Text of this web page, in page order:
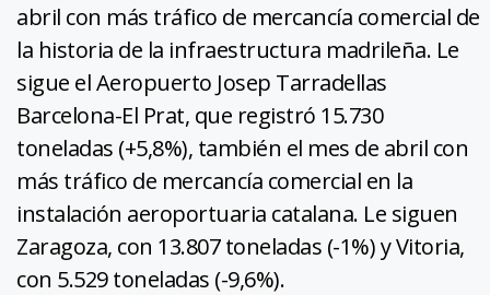
abril con más tráfico de mercancía comercial de
la historia de la infraestructura madrileña. Le
sigue el Aeropuerto Josep Tarradellas
Barcelona-El Prat, que registró 15.730
toneladas (+5,8%), también el mes de abril con
más tráfico de mercancía comercial en la
instalación aeroportuaria catalana. Le siguen
Zaragoza, con 13.807 toneladas (-1%) y Vitoria,
con 5.529 toneladas (-9,6%).